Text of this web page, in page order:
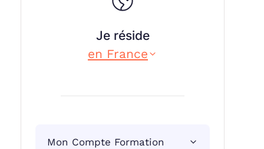
Je réside
en France
Mon Compte Formation